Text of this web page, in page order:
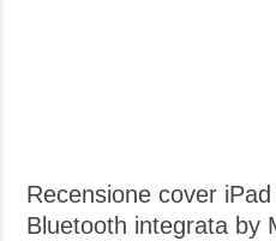
Recensione cover
Bluetooth integrata by